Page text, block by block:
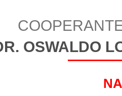
OSWALDO